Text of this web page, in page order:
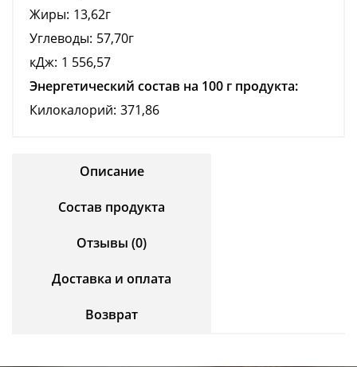
Жиры: 13,62г
Углеводы: 57,70г
кДж: 1 556,57
Энергетический состав на 100 г продукта:
Килокалорий: 371,86
Описание
Состав продукта
Отзывы (0)
Доставка и оплата
Возврат